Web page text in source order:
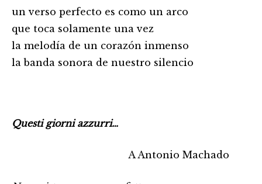
un verso perfecto es como un arco
que toca solamente una vez
la melodía de un corazón inmenso
la banda sonora de nuestro silencio
Questi giorni azzurri…
A Antonio Machado